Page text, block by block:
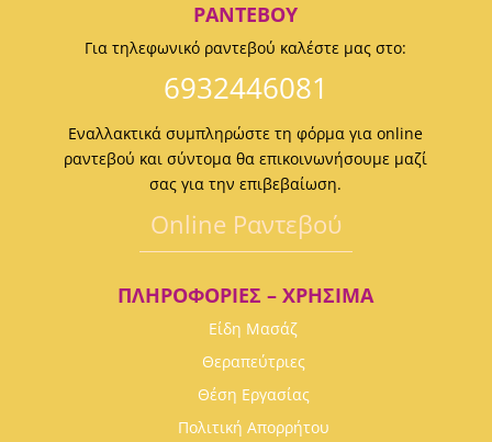
ΡΑΝΤΕΒΟΎ
Για τηλεφωνικό ραντεβού καλέστε μας στο:
6932446081
Εναλλακτικά συμπληρώστε τη φόρμα για online
ραντεβού και σύντομα θα επικοινωνήσουμε μαζί
σας για την επιβεβαίωση.
Οnline Ραντεβού
ΠΛΗΡΟΦΟΡΊΕΣ – ΧΡΉΣΙΜΑ
Είδη Μασάζ
Θεραπεύτριες
Θέση Εργασίας
Πολιτική Απορρήτου